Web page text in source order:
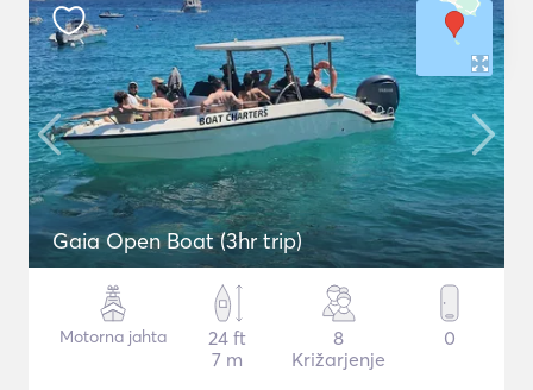
Gaia Open Boat (3hr trip)
Motorna jahta
24 ft
7 m
8
Križarjenje
0